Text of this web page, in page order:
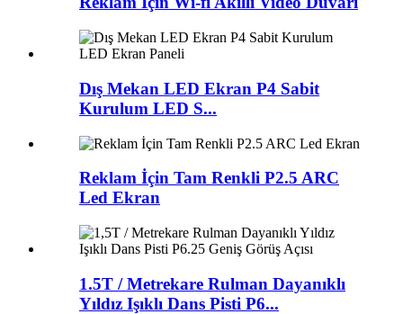
Dış Mekan LED Ekran P4 Sabit
Kurulum LED S...
Reklam İçin Tam Renkli P2.5 ARC
Led Ekran
1.5T / Metrekare Rulman Dayanıklı
Yıldız Işıklı Dans Pisti P6...